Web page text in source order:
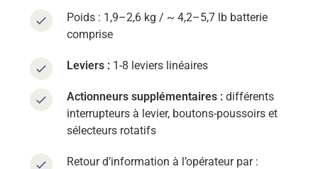
Poids : 1,9–2,6 kg / ~ 4,2–5,7 lb batterie
comprise
Leviers : 1-8 leviers linéaires
Actionneurs supplémentaires : différents
interrupteurs à levier, boutons-poussoirs et
sélecteurs rotatifs
Retour d’information à l’opérateur par :